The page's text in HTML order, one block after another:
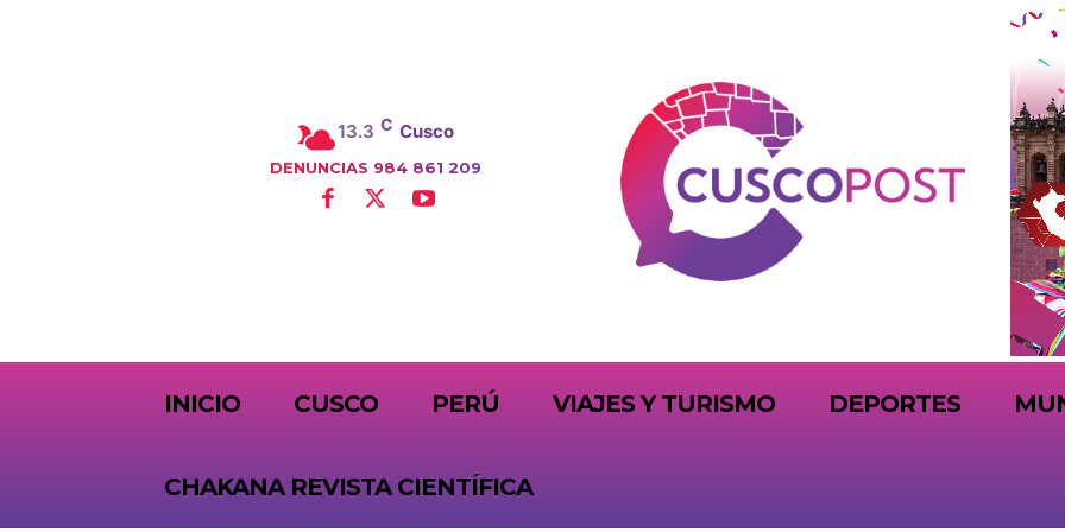
13.3 C Cusco
DENUNCIAS 984 861 209
INICIO CUSCO PERÚ VIAJES Y TURISMO DEPORTES
CHAKANA REVISTA CIENTÍFICA